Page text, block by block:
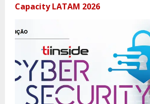
Capacity LATAM 2026